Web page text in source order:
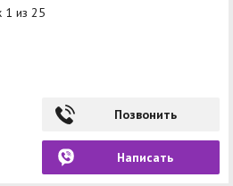
1 из 25
Позвонить
Написать